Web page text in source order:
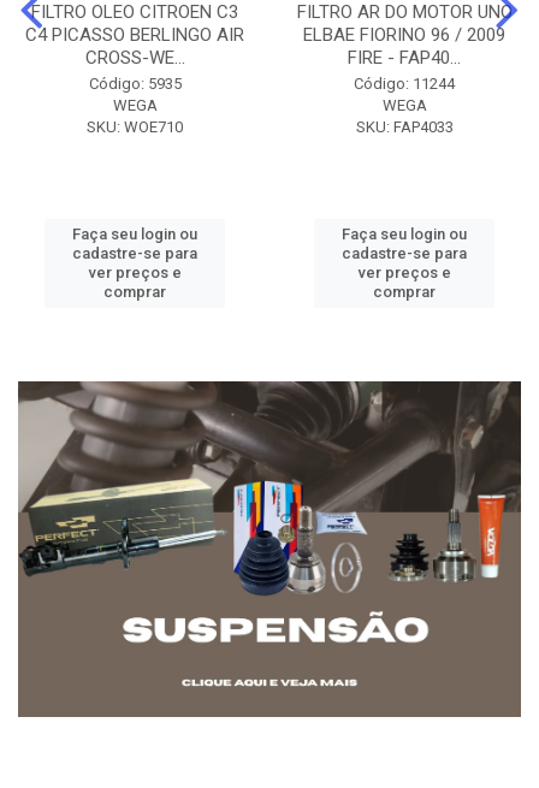
FILTRO OLEO CITROEN C3
C4 PICASSO BERLINGO AIR
CROSS-WE...
Código: 5935
WEGA
SKU: WOE710
Faça seu login ou
cadastre-se para
ver preços e
comprar
FILTRO AR DO MOTOR UNO
ELBAE FIORINO 96 / 2009
FIRE - FAP40...
Código: 11244
WEGA
SKU: FAP4033
Faça seu login ou
cadastre-se para
ver preços e
comprar